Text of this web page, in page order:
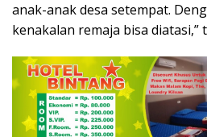
anak-anak desa setempat.
kenakalan remaja bisa diatasi,”